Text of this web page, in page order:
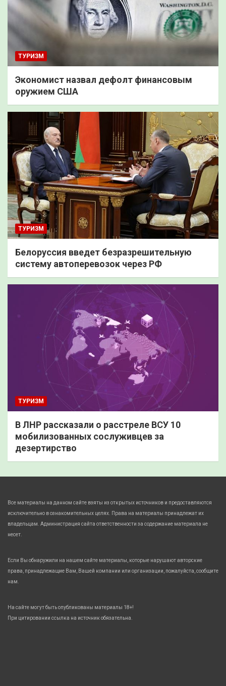
ТУРИЗМ
Экономист назвал дефолт финансовым
оружием США
ТУРИЗМ
Белоруссия введет безразрешительную
систему автоперевозок через РФ
ТУРИЗМ
В ЛНР рассказали о расстреле ВСУ 10
мобилизованных сослуживцев за
дезертирство
Все материалы на данном сайте взяты из открытых источников и предоставляются
исключительно в ознакомительных целях. Права на материалы принадлежат их
владельцам. Администрация сайта ответственности за содержание материала не
несет.
Если Вы обнаружили на нашем сайте материалы, которые нарушают авторские
права, принадлежащие Вам, Вашей компании или организации, пожалуйста, сообщите
нам.
На сайте могут быть опубликованы материалы 18+!
При цитировании ссылка на источник обязательна.